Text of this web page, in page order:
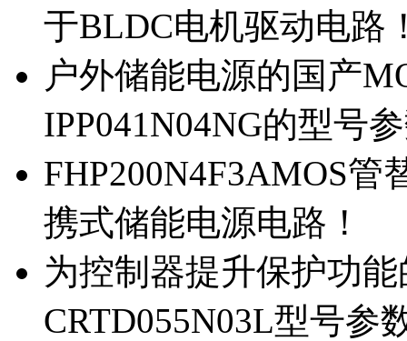
于BLDC电机驱动电路
户外储能电源的国产
IPP041N04NG的型号
FHP200N4F3AMOS管
携式储能电源电路！
为控制器提升保护功
CRTD055N03L型号参